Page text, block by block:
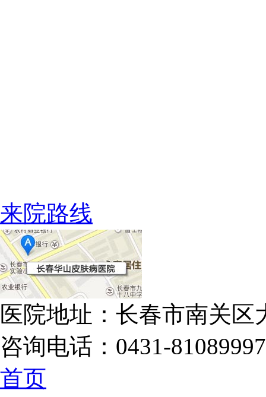
来院路线
医院地址：长春市南关区
咨询电话：0431-81089997
首页